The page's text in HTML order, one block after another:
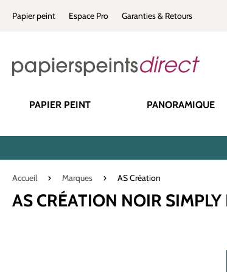
Passer à la navigation principale
Papier peint Espace Pro Garanties & Retours
PAPIER PEINT PANORAMIQUE
Accueil Marques AS Création
AS CRÉATION NOIR SIMPLY